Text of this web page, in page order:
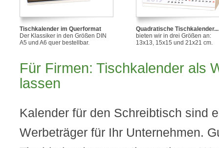
Tischkalender im Querformat
Der Klassiker in den Größen DIN
A5 und A6 quer bestellbar.
Quadratische Tischkalender...
bieten wir in drei Größen an:
13x13, 15x15 und 21x21 cm.
Für Firmen: Tischkalender als
lassen
Kalender für den Schreibtisch sind
Werbeträger für Ihr Unternehmen.